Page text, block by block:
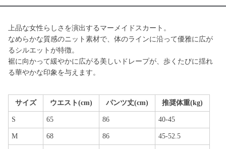
上品な女性らしさを演出するマーメイドスカート。
なめらかな質感のニット素材で、体のラインに沿って優雅に広が
るシルエットが特徴。
裾に向かって緩やかに広がる美しいドレープが、歩くたびに揺れ
る華やかな印象を与えます。
サイズ ウエスト(cm) パンツ丈(cm) 推奨体重(kg)
S 65 86 40-45
M 68 86 45-52.5